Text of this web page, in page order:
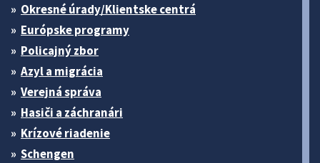
Okresné úrady/Klientske centrá
Európske programy
Policajný zbor
Azyl a migrácia
Verejná správa
Hasiči a záchranári
Krízové riadenie
Schengen